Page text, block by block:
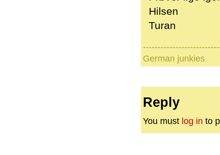
Hilsen
Turan
German junkies
Reply
You must log in to